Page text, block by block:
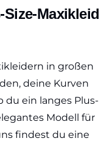
Maxikleid
in großen
deine Kurven
du ein langes Plus-
Modell für
findest du eine